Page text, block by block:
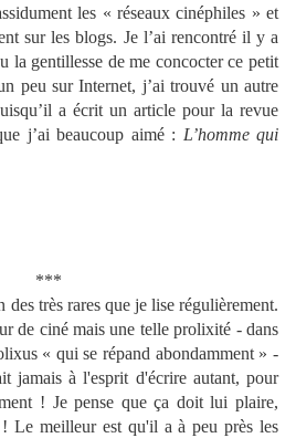
les « réseaux cinéphiles » et
sur les blogs. Je l’ai rencontré il y a
la gentillesse de me concocter ce petit
peu sur Internet, j’ai trouvé un autre
a écrit un article pour la revue
j’ai beaucoup aimé : L’homme qui
***
très rares que je lise régulièrement.
de ciné mais une telle prolixité - dans
« qui se répand abondamment » -
jamais à l'esprit d'écrire autant, pour
! Je pense que ça doit lui plaire,
Le meilleur est qu'il a à peu près les